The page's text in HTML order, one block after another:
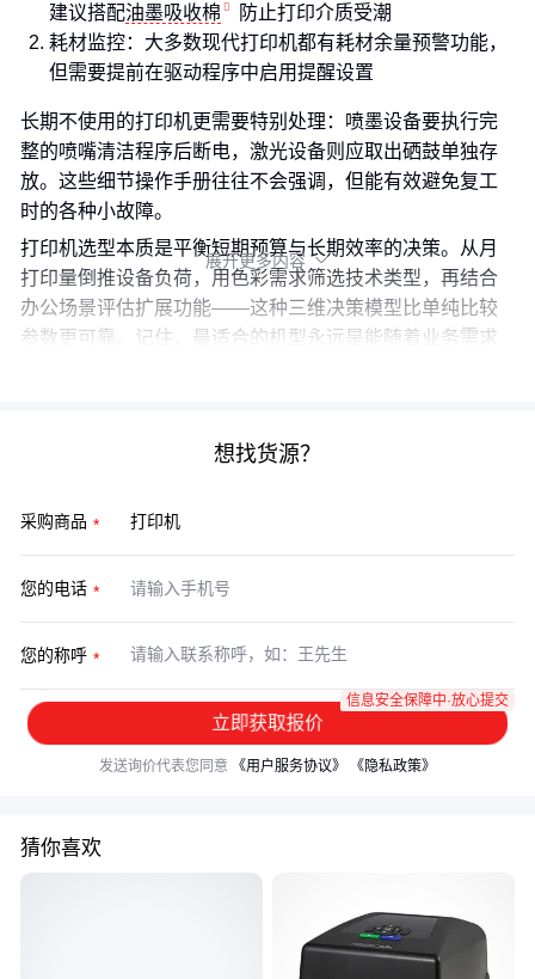
建议搭配油墨吸收棉
防止打印介质受潮
耗材监控：大多数现代打印机都有耗材余量预警功能，
但需要提前在驱动程序中启用提醒设置
长期不使用的打印机更需要特别处理：喷墨设备要执行完
整的喷嘴清洁程序后断电，激光设备则应取出硒鼓单独存
放。这些细节操作手册往往不会强调，但能有效避免复工
时的各种小故障。
打印机选型本质是平衡短期预算与长期效率的决策。从月
打印量倒推设备负荷，用色彩需求筛选技术类型，再结合
办公场景评估扩展功能——这种三维决策模型比单纯比较
参数更可靠。记住，最适合的机型永远是能随着业务需求
展开更多内容 
想找货源？
采购商品
您的电话
您的称呼
立即获取报价
信息安全保障中·放心提交
发送询价代表您同意 《用户服务协议》 《隐私政策》
猜你喜欢